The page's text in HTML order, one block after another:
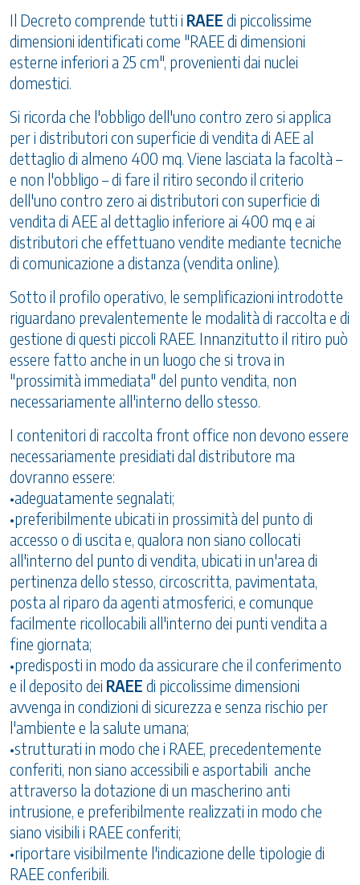
Il Decreto comprende tutti i RAEE di piccolissime
dimensioni identificati come "RAEE di dimensioni
esterne inferiori a 25 cm", provenienti dai nuclei
domestici.
Si ricorda che l'obbligo dell'uno contro zero si applica
per i distributori con superficie di vendita di AEE al
dettaglio di almeno 400 mq. Viene lasciata la facoltà –
e non l'obbligo – di fare il ritiro secondo il criterio
dell'uno contro zero ai distributori con superficie di
vendita di AEE al dettaglio inferiore ai 400 mq e ai
distributori che effettuano vendite mediante tecniche
di comunicazione a distanza (vendita online).
Sotto il profilo operativo, le semplificazioni introdotte
riguardano prevalentemente le modalità di raccolta e di
gestione di questi piccoli RAEE. Innanzitutto il ritiro può
essere fatto anche in un luogo che si trova in
"prossimità immediata" del punto vendita, non
necessariamente all'interno dello stesso.
I contenitori di raccolta front office non devono essere
necessariamente presidiati dal distributore ma
dovranno essere:
•adeguatamente segnalati;
•preferibilmente ubicati in prossimità del punto di
accesso o di uscita e, qualora non siano collocati
all'interno del punto di vendita, ubicati in un'area di
pertinenza dello stesso, circoscritta, pavimentata,
posta al riparo da agenti atmosferici, e comunque
facilmente ricollocabili all'interno dei punti vendita a
fine giornata;
•predisposti in modo da assicurare che il conferimento
e il deposito dei RAEE di piccolissime dimensioni
avvenga in condizioni di sicurezza e senza rischio per
l'ambiente e la salute umana;
•strutturati in modo che i RAEE, precedentemente
conferiti, non siano accessibili e asportabili anche
attraverso la dotazione di un mascherino anti
intrusione, e preferibilmente realizzati in modo che
siano visibili i RAEE conferiti;
•riportare visibilmente l'indicazione delle tipologie di
RAEE conferibili.